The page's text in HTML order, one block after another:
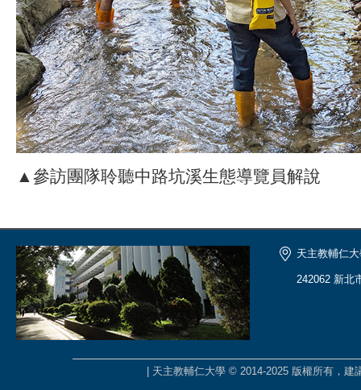
▲參訪團隊聆聽中路坑溪生態導覽員解說
天主教輔仁
242062 新北
| 天主教輔仁大學 © 2014-2025 版權所有，